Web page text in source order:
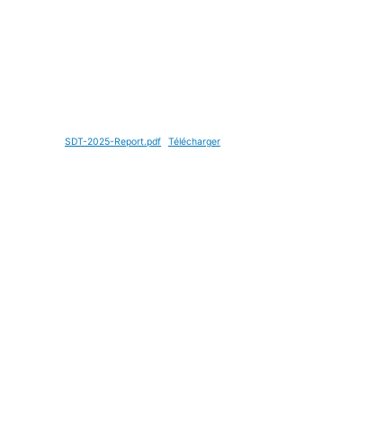
SDT-2025-Report.pdf Télécharger